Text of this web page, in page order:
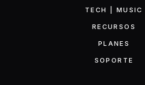
TECH | MUSIC
RECURSOS
PLANES
SOPORTE